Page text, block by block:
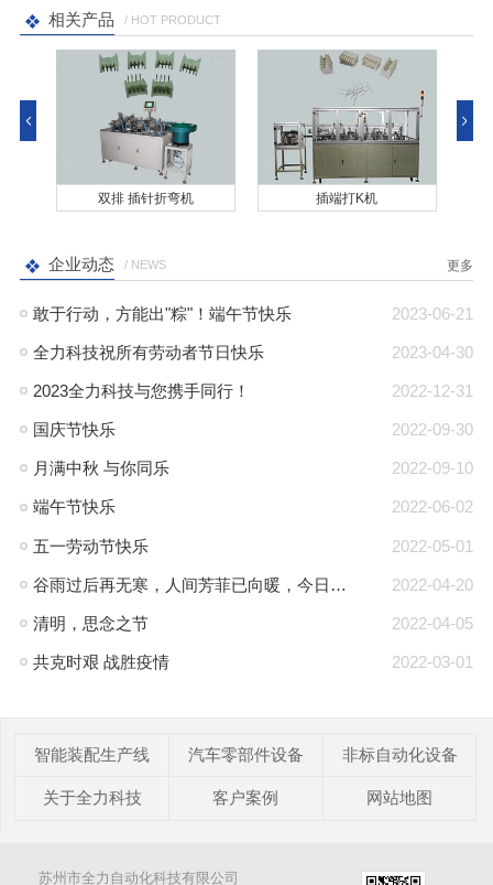
相关产品 / HOT PRODUCT
双排 插针折弯机 插端打K机
企业动态 / NEWS 更多
2023-06-21
敢于行动，方能出"粽"！端午节快乐
2023-04-30
全力科技祝所有劳动者节日快乐
2022-12-31
2023全力科技与您携手同行！
2022-09-30
国庆节快乐
2022-09-10
月满中秋 与你同乐
2022-06-02
端午节快乐
2022-05-01
五一劳动节快乐
2022-04-20
谷雨过后再无寒，人间芳菲已向暖，今日谷雨
2022-04-05
清明，思念之节
2022-03-01
共克时艰 战胜疫情
智能装配生产线 汽车零部件设备 非标自动化设备
关于全力科技 客户案例 网站地图
苏州市全力自动化科技有限公司